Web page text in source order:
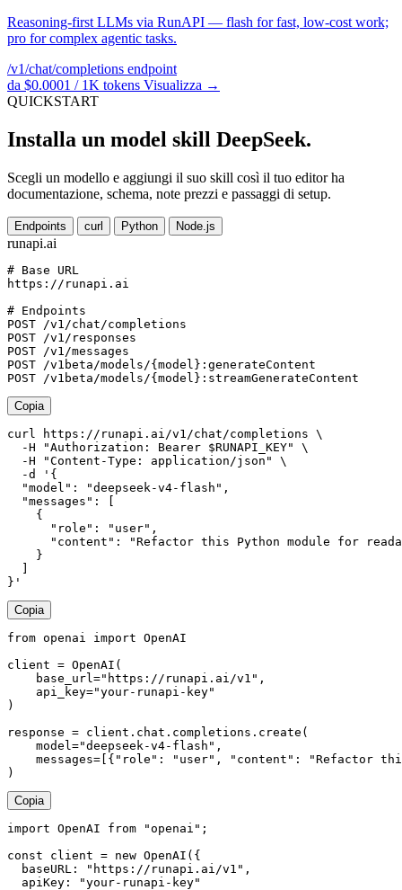
Reasoning-first LLMs via RunAPI — flash for fast, low-cost work;
pro for complex agentic tasks.
/v1/chat/completions endpoint
da $0.0001 / 1K tokens Visualizza →
QUICKSTART
Installa un model skill DeepSeek.
Scegli un modello e aggiungi il suo skill così il tuo editor ha
documentazione, schema, note prezzi e passaggi di setup.
Endpoints curl Python Node.js
runapi.ai
# Base URL
https://runapi.ai
# Endpoints
POST /v1/chat/completions
POST /v1/responses
POST /v1/messages
POST /v1beta/models/{model}:generateContent
Copia
curl https://runapi.ai/v1/chat/completions \
  -H "Authorization: Bearer $RUNAPI_KEY" \
  -H "Content-Type: application/json" \
  -d '{
  "model": "deepseek-v4-flash",
  "messages": [
    {
      "role": "user",
"content": "Refactor this Python module for
    }
}'
Copia
from openai import OpenAI
client = OpenAI(
    base_url="https://runapi.ai/v1",
    api_key="your-runapi-key"
)
response = client.chat.completions.create(
    model="deepseek-v4-flash",
messages=[{"role": "user", "content": "Refactor
)
Copia
import OpenAI from "openai";
const client = new OpenAI({
  baseURL: "https://runapi.ai/v1",
  apiKey: "your-runapi-key"